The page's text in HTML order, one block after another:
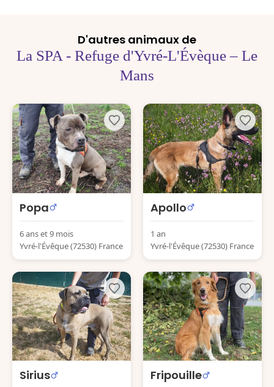
D'autres animaux de
La SPA - Refuge d'Yvré-L'Évèque – Le
Mans
Popa
6 ans et 9 mois
Yvré-l'Évêque (72530) France
Apollo
1 an
Yvré-l'Évêque (72530) France
Sirius Fripouille